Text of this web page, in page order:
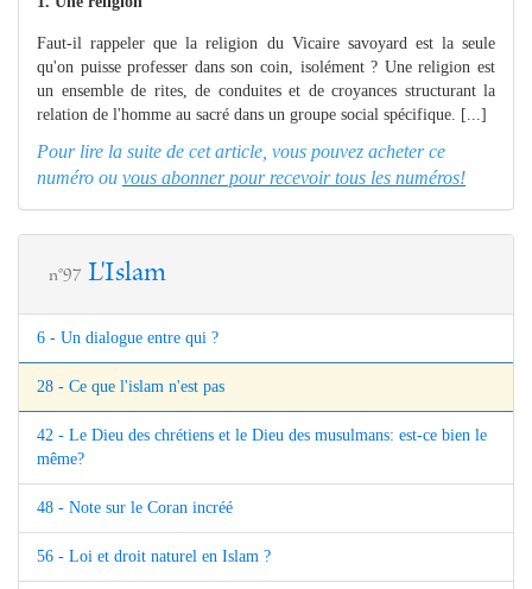
Faut-il rappeler que la religion du Vicaire savoyard est la seule
qu'on puisse professer dans son coin, isolément ? Une religion est
un ensemble de rites, de conduites et de croyances structurant la
relation de l'homme au sacré dans un groupe social spécifique. [...]
Pour lire la suite de cet article, vous pouvez acheter ce
numéro ou vous abonner pour recevoir tous les numéros!
n°97 L'Islam
6 - Un dialogue entre qui ?
28 - Ce que l'islam n'est pas
42 - Le Dieu des chrétiens et le Dieu des musulmans: est-ce bien le
même?
48 - Note sur le Coran incréé
56 - Loi et droit naturel en Islam ?